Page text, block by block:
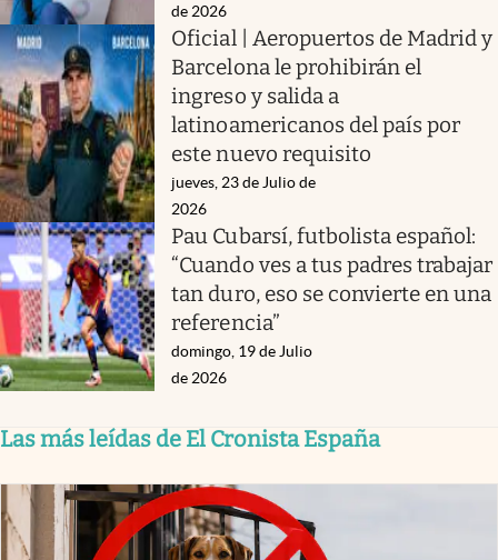
de 2026
Oficial | Aeropuertos de Madrid y
Barcelona le prohibirán el
ingreso y salida a
latinoamericanos del país por
este nuevo requisito
jueves, 23 de Julio de
2026
Pau Cubarsí, futbolista español:
“Cuando ves a tus padres trabajar
tan duro, eso se convierte en una
referencia”
domingo, 19 de Julio
de 2026
Las más leídas de El Cronista España